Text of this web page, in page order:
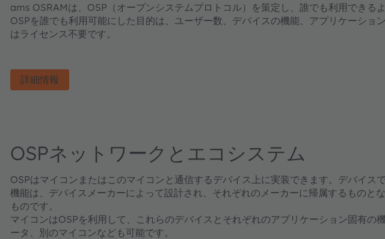
ams OSRAMは、OSP（オープンシステムプロトコル）を策定し、誰でも利用できるよ
OSPを誰でも利用可能にした目的は、ユーザー数、デバイスの機能、アプリケーシ
はライセンス不要です。
詳細情報
OSPネットワークとエコシステム
OSPはマイコンまたはこのマイコンと通信するデバイス上に実装できます。デバイ
機能は、デバイスメーカーによって設計され、それぞれのメーカーに帰属するもの
ものです。
マイコンはOSPを利用して、これらのデバイスとそれぞれのアプリケーション固有
ータ、別のマイコンなども可能です。